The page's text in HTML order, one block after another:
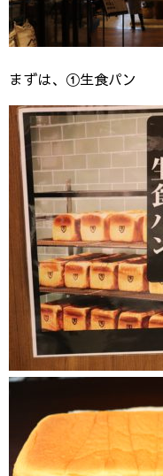
まずは、①生食パン